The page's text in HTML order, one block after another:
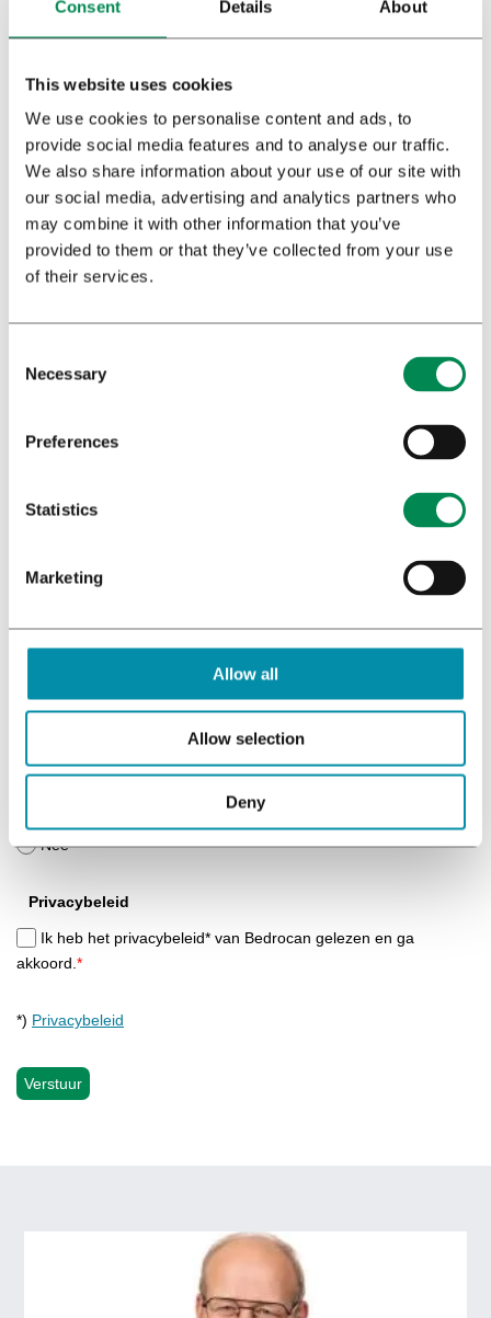
Consent Details About
This website uses cookies
We use cookies to personalise content and ads, to
provide social media features and to analyse our traffic.
We also share information about your use of our site with
our social media, advertising and analytics partners who
may combine it with other information that you’ve
provided to them or that they’ve collected from your use
of their services.
Necessary
Preferences
Statistics
Marketing
Allow all
Allow selection
Deny
Achternaam*
E-mail
Beroep*
Nieuwsbrief*
Privacybeleid
akkoord.*
Verstuur
Nieuwsbrief*
Nee
Privacybeleid
Ik heb het privacybeleid* van Bedrocan gelezen en ga
akkoord.*
*) Privacybeleid
Verstuur